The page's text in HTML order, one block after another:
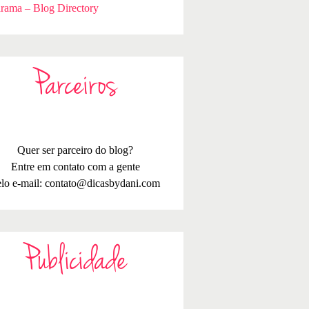
– Blog Directory
Parceiros
Quer ser parceiro do blog?
Entre em contato com a gente
e-mail: contato@dicasbydani.com
Publicidade